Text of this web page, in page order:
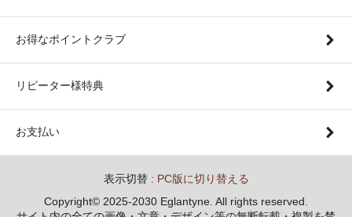
お得なポイントクラブ
リピーター様特典
お支払い
表示切替 : PC版に切り替える
Copyright© 2025-2030 Eglantyne. All rights reserved.